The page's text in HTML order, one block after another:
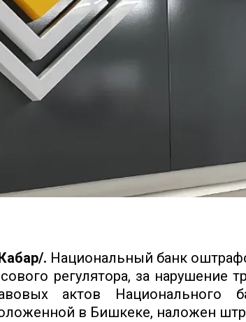
. Национальный банк
регулятора, за нарушение
актов Национального
в Бишкеке, наложен